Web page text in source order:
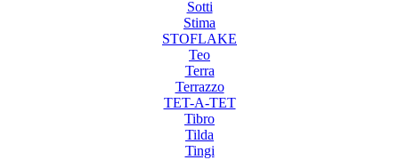
Sotti
Stima
STOFLAKE
Teo
Terra
Terrazzo
TET-A-TET
Tibro
Tilda
Tingi